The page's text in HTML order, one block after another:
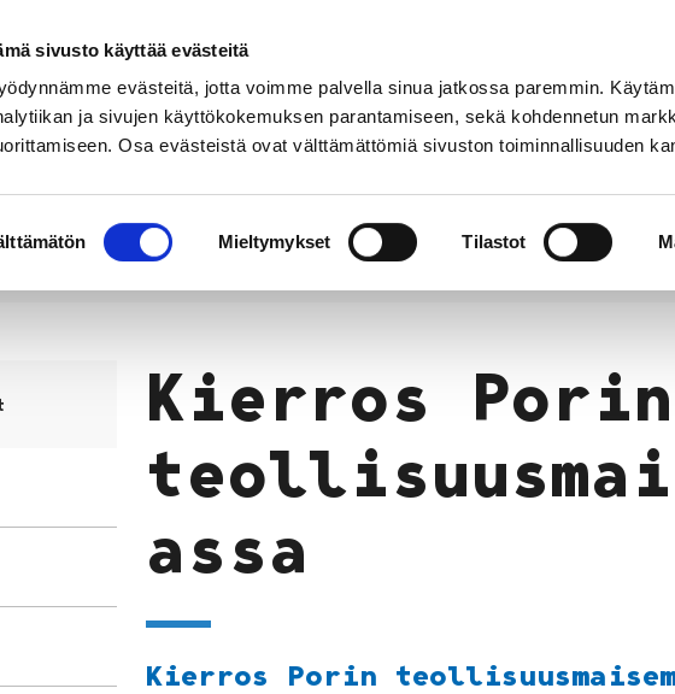
sivusto käyttää evästeitä
evästeitä, jotta voimme palvella sinua jatkossa paremmin.
ja sivujen käyttökokemuksen parantamiseen, sekä kohdennetun
Osa evästeistä ovat välttämättömiä sivuston toiminnallisuuden
Mieltymykset Tilastot
Etusivulle
Kierros Porin
assa
Kierros Porin